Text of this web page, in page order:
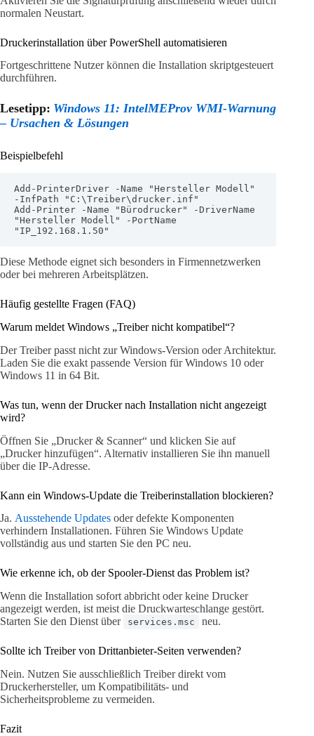
normalen Neustart.
Druckerinstallation über PowerShell automatisieren
Fortgeschrittene Nutzer können die Installation skriptgesteuert
durchführen.
Lesetipp: Windows 11: IntelMEProv WMI-Warnung
– Ursachen & Lösungen
Beispielbefehl
Add-PrinterDriver -Name "Hersteller Modell"
-InfPath "C:\Treiber\drucker.inf"
Add-Printer -Name "Bürodrucker" -DriverName
"Hersteller Modell" -PortName
"IP_192.168.1.50"
Diese Methode eignet sich besonders in Firmennetzwerken
oder bei mehreren Arbeitsplätzen.
Häufig gestellte Fragen (FAQ)
Warum meldet Windows „Treiber nicht kompatibel“?
Der Treiber passt nicht zur Windows-Version oder Architektur.
Laden Sie die exakt passende Version für Windows 10 oder
Windows 11 in 64 Bit.
Was tun, wenn der Drucker nach Installation nicht angezeigt
wird?
Öffnen Sie „Drucker & Scanner“ und klicken Sie auf
„Drucker hinzufügen“. Alternativ installieren Sie ihn manuell
über die IP-Adresse.
Kann ein Windows-Update die Treiberinstallation blockieren?
Ja. Ausstehende Updates oder defekte Komponenten
verhindern Installationen. Führen Sie Windows Update
vollständig aus und starten Sie den PC neu.
Wie erkenne ich, ob der Spooler-Dienst das Problem ist?
Wenn die Installation sofort abbricht oder keine Drucker
angezeigt werden, ist meist die Druckwarteschlange gestört.
Starten Sie den Dienst über
services.msc neu.
Sollte ich Treiber von Drittanbieter-Seiten verwenden?
Nein. Nutzen Sie ausschließlich Treiber direkt vom
Druckerhersteller, um Kompatibilitäts- und
Sicherheitsprobleme zu vermeiden.
Fazit